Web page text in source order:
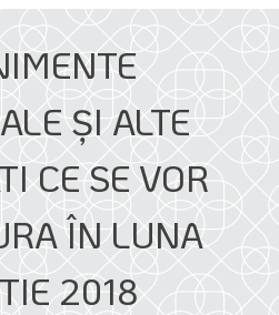
ŞI ALTE
CE SE VOR
ÎN LUNA
2018